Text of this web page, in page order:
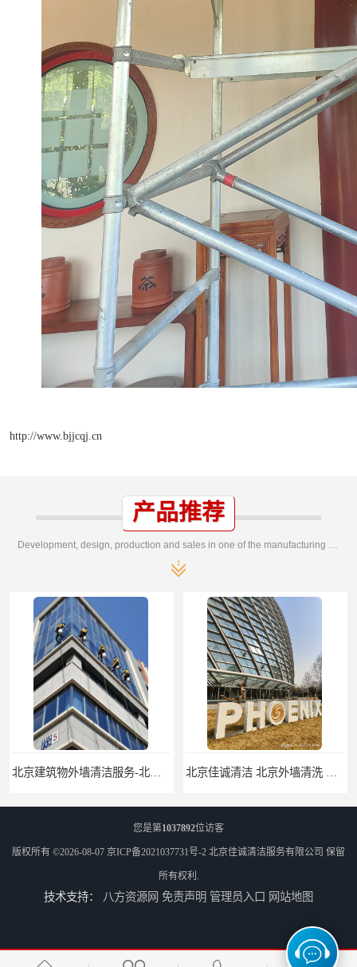
http://www.bjjcqj.cn
产品推荐
您是第1037892位访客
版权所有 ©2026-08-07 京ICP备2021037731号-2 北京佳诚清洁服务有限公司 保留
所有权利.
技术支持： 八方资源网 免责声明 管理员入口 网站地图